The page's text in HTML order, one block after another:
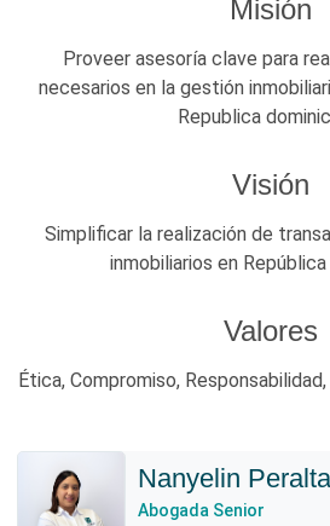
Misión
Proveer asesoría clave para
necesarios en la gestión
Republica
Visión
Simplificar la realización de
inmobiliarios en República
Valores
Ética, Compromiso,
Nanyelin Peralta
Abogada Senior